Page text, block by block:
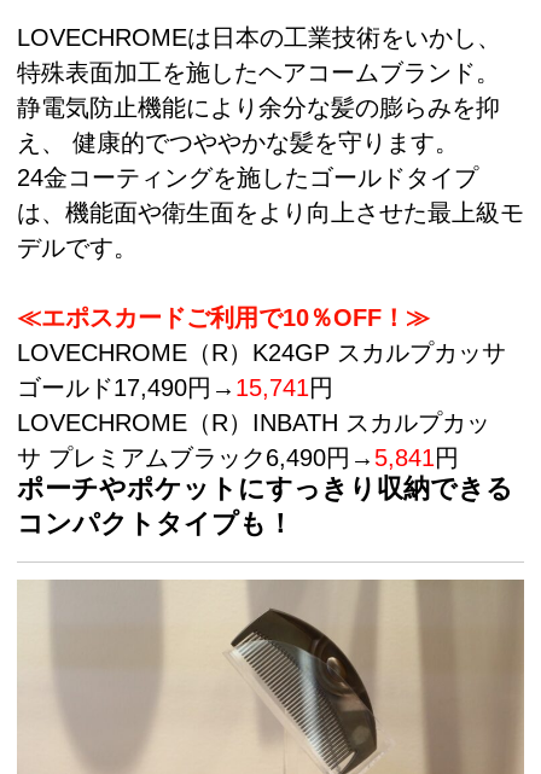
LOVECHROMEは日本の工業技術をいかし、
特殊表面加工を施したヘアコームブランド。
静電気防止機能により余分な髪の膨らみを抑
え、 健康的でつややかな髪を守ります。
24金コーティングを施したゴールドタイプ
は、機能面や衛生面をより向上させた最上級モ
デルです。
≪エポスカードご利用で10％OFF！≫
LOVECHROME（R）K24GP スカルプカッサ
ゴールド17,490円→ 15,741円
LOVECHROME（R）INBATH スカルプカッ
サ プレミアムブラック6,490円→ 5,841円
ポーチやポケットにすっきり収納できる
コンパクトタイプも！